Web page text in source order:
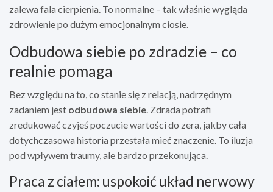
zalewa fala cierpienia. To normalne – tak właśnie wygląda
zdrowienie po dużym emocjonalnym ciosie.
Odbudowa siebie po zdradzie – co
realnie pomaga
Bez względu na to, co stanie się z relacją, nadrzędnym
zadaniem jest odbudowa siebie. Zdrada potrafi
zredukować czyjeś poczucie wartości do zera, jakby cała
dotychczasowa historia przestała mieć znaczenie. To iluzja
pod wpływem traumy, ale bardzo przekonująca.
Praca z ciałem: uspokoić układ nerwowy